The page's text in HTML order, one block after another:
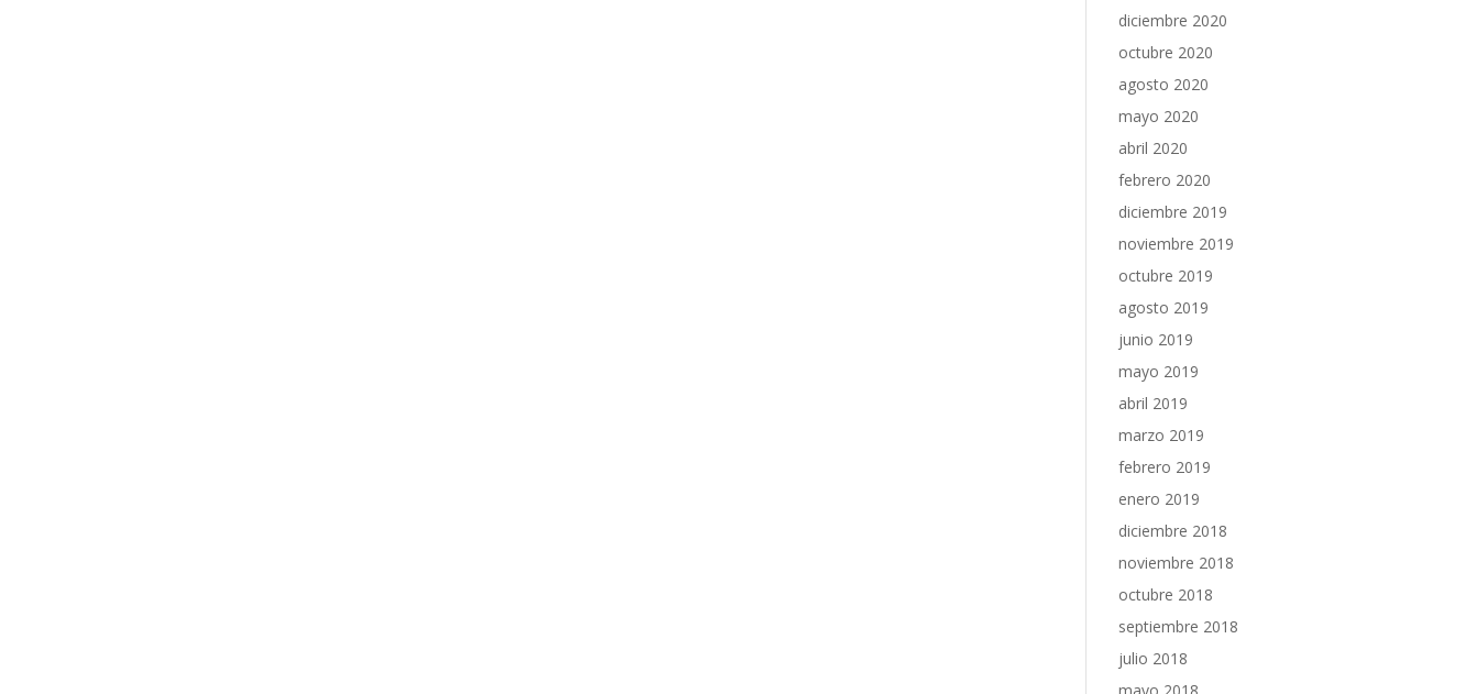
diciembre 2020
octubre 2020
agosto 2020
mayo 2020
abril 2020
febrero 2020
diciembre 2019
noviembre 2019
octubre 2019
agosto 2019
junio 2019
mayo 2019
abril 2019
marzo 2019
febrero 2019
enero 2019
diciembre 2018
noviembre 2018
octubre 2018
septiembre 2018
julio 2018